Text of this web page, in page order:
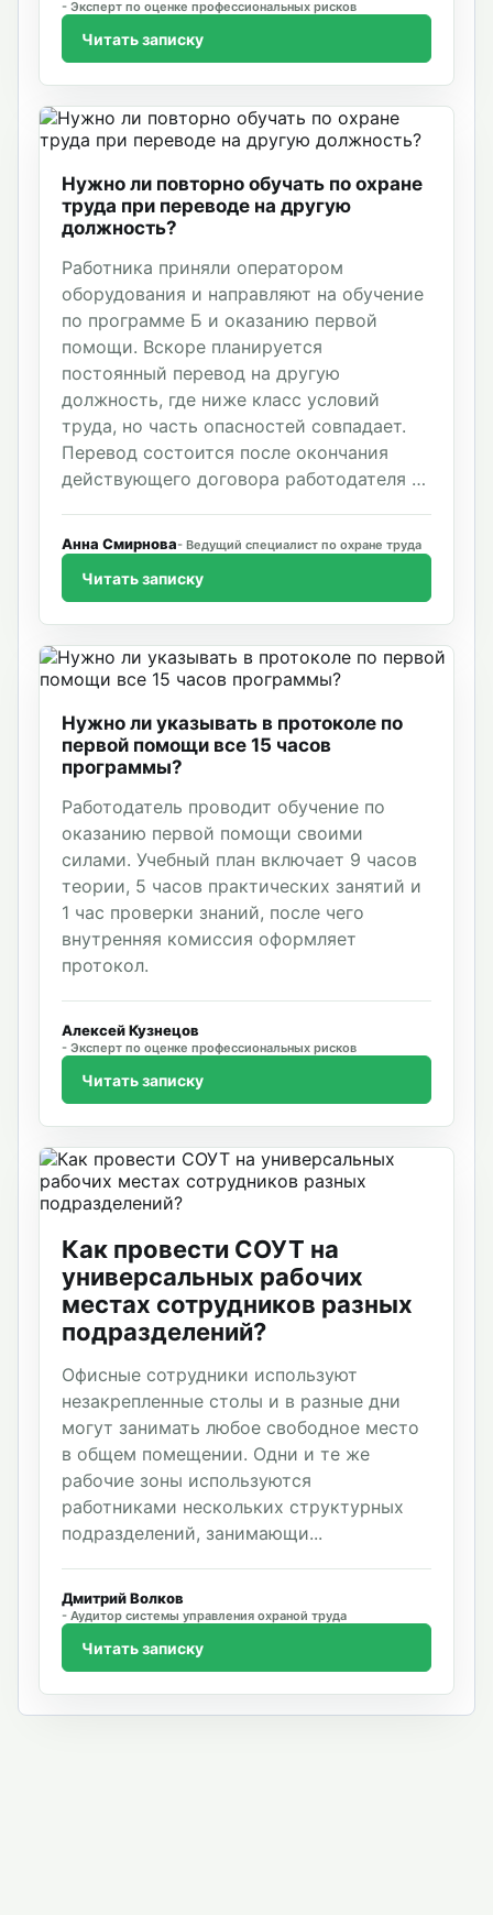
Эксперт по оценке профессиональных рисков
Читать записку
Нужно ли повторно обучать по охране
труда при переводе на другую
должность?
Работника приняли оператором
оборудования и направляют на обучение
по программе Б и оказанию первой
помощи. Вскоре планируется
постоянный перевод на другую
должность, где ниже класс условий
труда, но часть опасностей совпадает.
Перевод состоится после окончания
действующего договора работодателя с
Анна Смирнова Ведущий специалист по охране труда
Читать записку
Нужно ли указывать в протоколе по
первой помощи все 15 часов
программы?
Работодатель проводит обучение по
оказанию первой помощи своими
силами. Учебный план включает 9 часов
теории, 5 часов практических занятий и
1 час проверки знаний, после чего
внутренняя комиссия оформляет
протокол.
Алексей Кузнецов
Эксперт по оценке профессиональных рисков
Читать записку
Как провести СОУТ на
универсальных рабочих
местах сотрудников разных
подразделений?
Офисные сотрудники используют
незакрепленные столы и в разные дни
могут занимать любое свободное место
в общем помещении. Одни и те же
рабочие зоны используются
работниками нескольких структурных
подразделений, занимающи...
Дмитрий Волков
Аудитор системы управления охраной труда
Читать записку